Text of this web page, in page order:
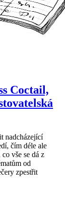
Coctail,
nadcházející
čím déle ale
vše se dá z
od
zpestřit